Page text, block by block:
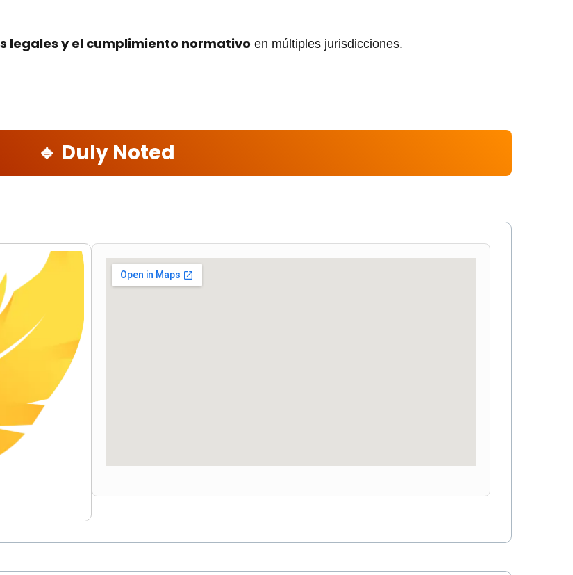
legales y el cumplimiento normativo en múltiples jurisdicciones.
🔹 Duly Noted